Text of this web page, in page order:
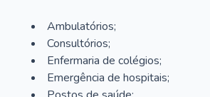
Ambulatórios;
Consultórios;
Enfermaria de colégios;
Emergência de hospitais;